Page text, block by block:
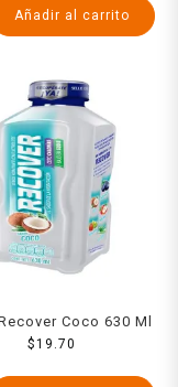
Añadir al carrito
Coco 630 Ml
$19.70